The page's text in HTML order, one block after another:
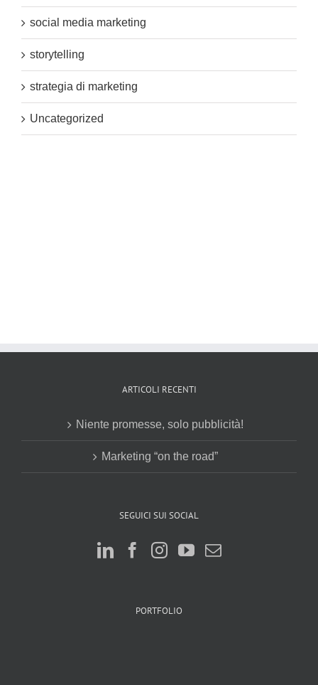
social media marketing
storytelling
strategia di marketing
Uncategorized
ARTICOLI RECENTI
Niente promesse, solo pubblicità!
Marketing “on the road”
SEGUICI SUI SOCIAL
PORTFOLIO